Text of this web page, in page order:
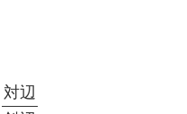
対 辺
辺斜辺